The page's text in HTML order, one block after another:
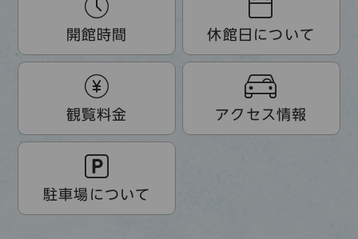
開館時間 休館日について
観覧料金 アクセス情報
駐車場について